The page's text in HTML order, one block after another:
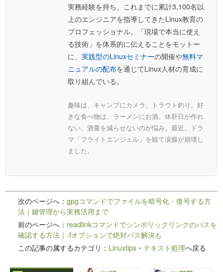
実務経験を持ち、これまでに累計3,100名以
上のエンジニアを指導してきたLinux教育の
プロフェッショナル。「現場で本当に使え
る技術」を体系的に伝えることをモットー
に、実践型のLinuxセミナーの開催や無料マ
ニュアルの配布を通じてLinux人材の育成に
取り組んでいる。
趣味は、キャンプにカメラ、トラウト釣り。好
きな食べ物は、ラーメンにお酒。休肝日が作れ
ない、酒量を減らせないのが悩み。最近、ドラ
マ「フライトエンジェル」を観て涙腺が崩壊し
ました。
次のページへ：gpgコマンドでファイルを暗号化・復号する方
法｜鍵管理から実務活用まで
前のページへ： readlinkコマンドでシンボリックリンクのパスを
確認する方法｜-fオプションで絶対パス解決も
この記事の属するカテゴリ： Linuxtips ・ テキスト処理へ戻る